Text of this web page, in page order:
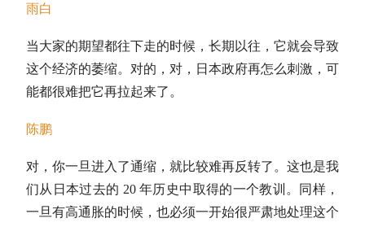
雨白
当大家的期望都往下走的时候，长期以往，它就会导致
这个经济的萎缩。对的，对，日本政府再怎么刺激，可
能都很难把它再拉起来了。
陈鹏
对，你一旦进入了通缩，就比较难再反转了。这也是我
们从日本过去的 20 年历史中取得的一个教训。同样，
一旦有高通胀的时候，也必须一开始很严肃地处理这个